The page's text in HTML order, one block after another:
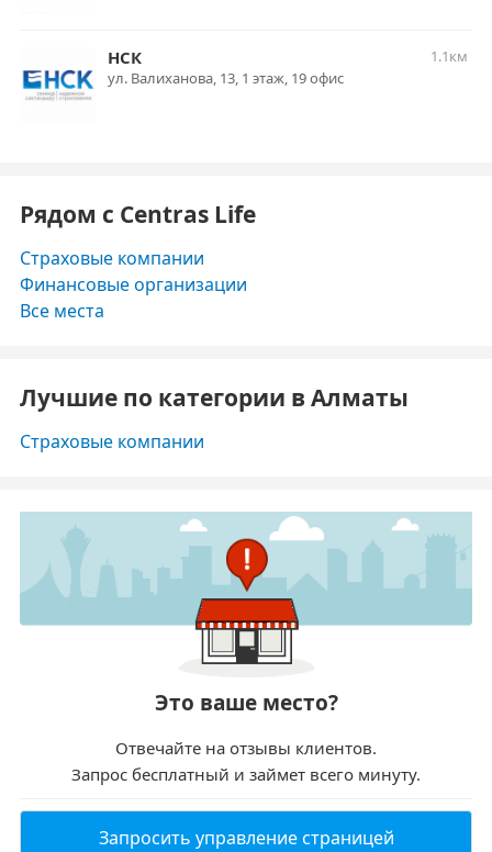
НСК
1.1км
ул. Валиханова, 13, 1 этаж, 19 офис
Рядом с Centras Life
Страховые компании
Финансовые организации
Все места
Лучшие по категории в Алматы
Страховые компании
Это ваше место?
Отвечайте на отзывы клиентов.
Запрос бесплатный и займет всего минуту.
Запросить управление страницей